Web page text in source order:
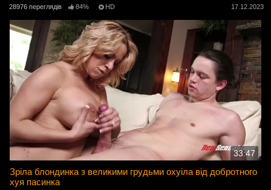
28976 переглядів 84% HD 17.12.2023
33:47
Зріла блондинка з великими грудьми охуіла від добротного
хуя пасинка